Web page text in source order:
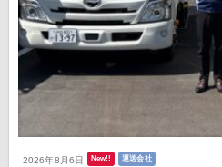
2026年8月6日 New!! 運送会社